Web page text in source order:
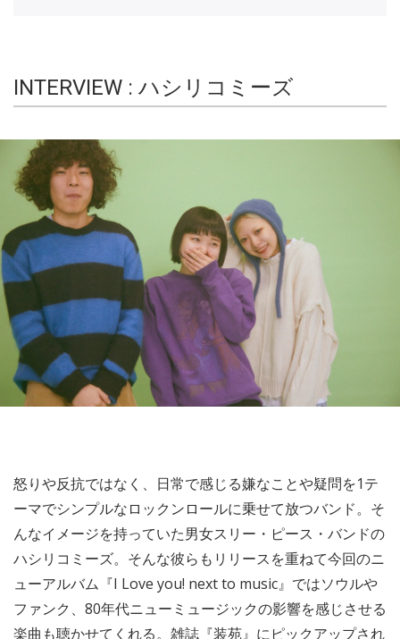
INTERVIEW : ハシリコミーズ
怒りや反抗ではなく、日常で感じる嫌なことや疑問を1テ
ーマでシンプルなロックンロールに乗せて放つバンド。そ
んなイメージを持っていた男女スリー・ピース・バンドの
ハシリコミーズ。そんな彼らもリリースを重ねて今回のニ
ューアルバム『I Love you! next to music』ではソウルや
ファンク、80年代ニューミュージックの影響を感じさせる
楽曲も聴かせてくれる。雑誌『装苑』にピックアップされ